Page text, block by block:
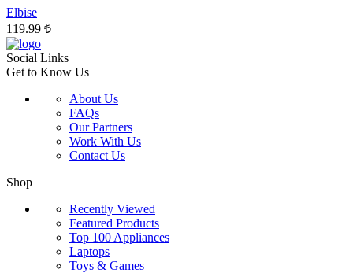
Elbise
119.99 ₺
Social Links
Get to Know Us
About Us
FAQs
Our Partners
Work With Us
Contact Us
Shop
Recently Viewed
Featured Products
Top 100 Appliances
Laptops
Toys & Games